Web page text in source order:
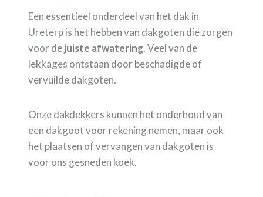
Een essentieel onderdeel van het dak in
Ureterp is het hebben van dakgoten die zorgen
voor dejuiste afwatering. Veel van de
lekkages ontstaan door beschadigde of
vervuilde dakgoten.
Onze dakdekkers kunnen het onderhoud van
een dakgoot voor rekening nemen, maar ook
het plaatsen of vervangen van dakgoten is
voor ons gesneden koek.